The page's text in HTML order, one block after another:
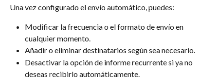
Una vez configurado el envío automático, puedes:
Modificar la frecuencia o el formato de envío en
cualquier momento.
Añadir o eliminar destinatarios según sea necesario.
Desactivar la opción de informe recurrente si ya no
deseas recibirlo automáticamente.